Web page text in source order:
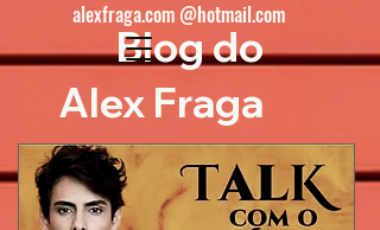
Blog do
Alex Fraga
alexfraga.com @hotmail.com